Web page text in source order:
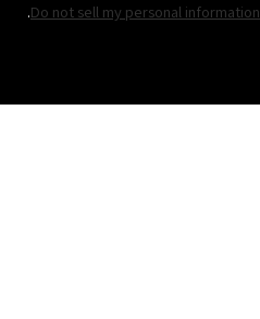
Do not sell my personal information
.